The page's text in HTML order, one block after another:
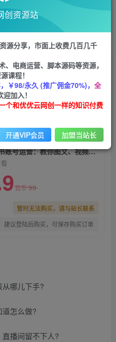
推荐
读书账号运营：教你图
关注 私信
读书博主必修课：从0学做读书账号运营：教你图文、视频、直播卖书
云币99
暂时无法购买，请与站长联系
建议登陆后购买，可保存购买订单
哪儿下手?
道怎么做?
播间留不下人?
创资源站
源分享，市面上收费几百几千
电商运营、脚本源码等资源，
课程！
￥98/永久 (推广佣金70%)， 全
加入！
个和优优云网创一样的知识付费
开通VIP会员 加盟当站长